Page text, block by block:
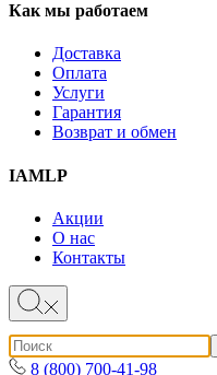
Как мы работаем
Доставка
Оплата
Услуги
Гарантия
Возврат и обмен
IAMLP
Акции
О нас
Контакты
8 (800) 700-41-98